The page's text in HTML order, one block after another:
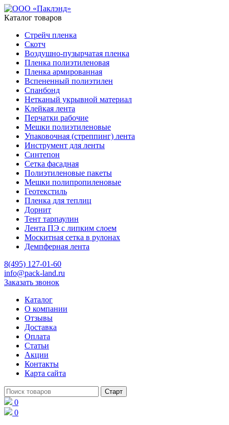
Каталог товаров
Стрейч пленка
Скотч
Воздушно-пузырчатая пленка
Пленка полиэтиленовая
Пленка армированная
Вспененный полиэтилен
Спанбонд
Нетканый укрывной материал
Клейкая лента
Перчатки рабочие
Мешки полиэтиленовые
Упаковочная (стреппинг) лента
Инструмент для ленты
Синтепон
Сетка фасадная
Полиэтиленовые пакеты
Мешки полипропиленовые
Геотекстиль
Пленка для теплиц
Дорнит
Тент тарпаулин
Лента ПЭ с липким слоем
Москитная сетка в рулонах
Демпферная лента
8(495) 127-01-60
info@pack-land.ru
Заказать звонок
Каталог
О компании
Отзывы
Доставка
Оплата
Статьи
Акции
Контакты
Карта сайта
0
0